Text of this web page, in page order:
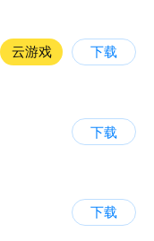
云游戏 下载
下载
下载